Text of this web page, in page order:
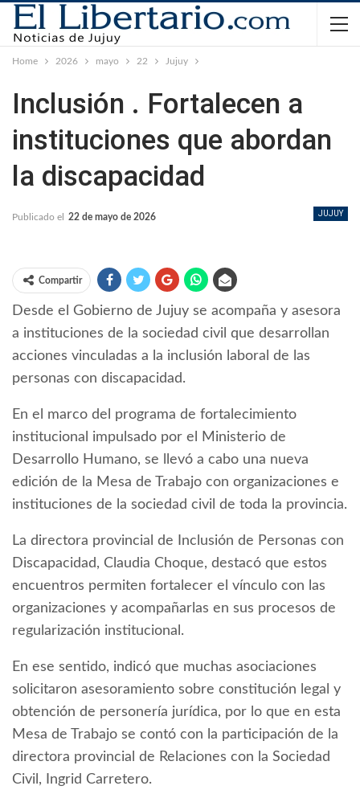
Home 2026 mayo 22 Jujuy
Inclusión . Fortalecen a
instituciones que abordan
la discapacidad
JUJUY
Publicado el 22 de mayo de 2026
Compartir
Desde el Gobierno de Jujuy se acompaña y asesora
a instituciones de la sociedad civil que desarrollan
acciones vinculadas a la inclusión laboral de las
personas con discapacidad.
En el marco del programa de fortalecimiento
institucional impulsado por el Ministerio de
Desarrollo Humano, se llevó a cabo una nueva
edición de la Mesa de Trabajo con organizaciones e
instituciones de la sociedad civil de toda la provincia.
La directora provincial de Inclusión de Personas con
Discapacidad, Claudia Choque, destacó que estos
encuentros permiten fortalecer el vínculo con las
organizaciones y acompañarlas en sus procesos de
regularización institucional.
En ese sentido, indicó que muchas asociaciones
solicitaron asesoramiento sobre constitución legal y
obtención de personería jurídica, por lo que en esta
Mesa de Trabajo se contó con la participación de la
directora provincial de Relaciones con la Sociedad
Civil, Ingrid Carretero.